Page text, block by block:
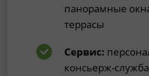
панорамные
террасы
Сервис:
консьерж-